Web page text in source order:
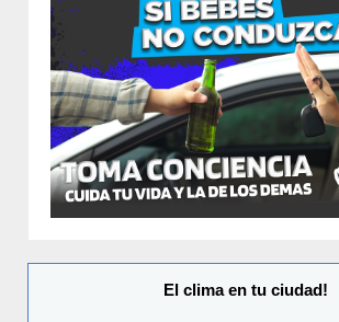
El clima en tu ciudad!